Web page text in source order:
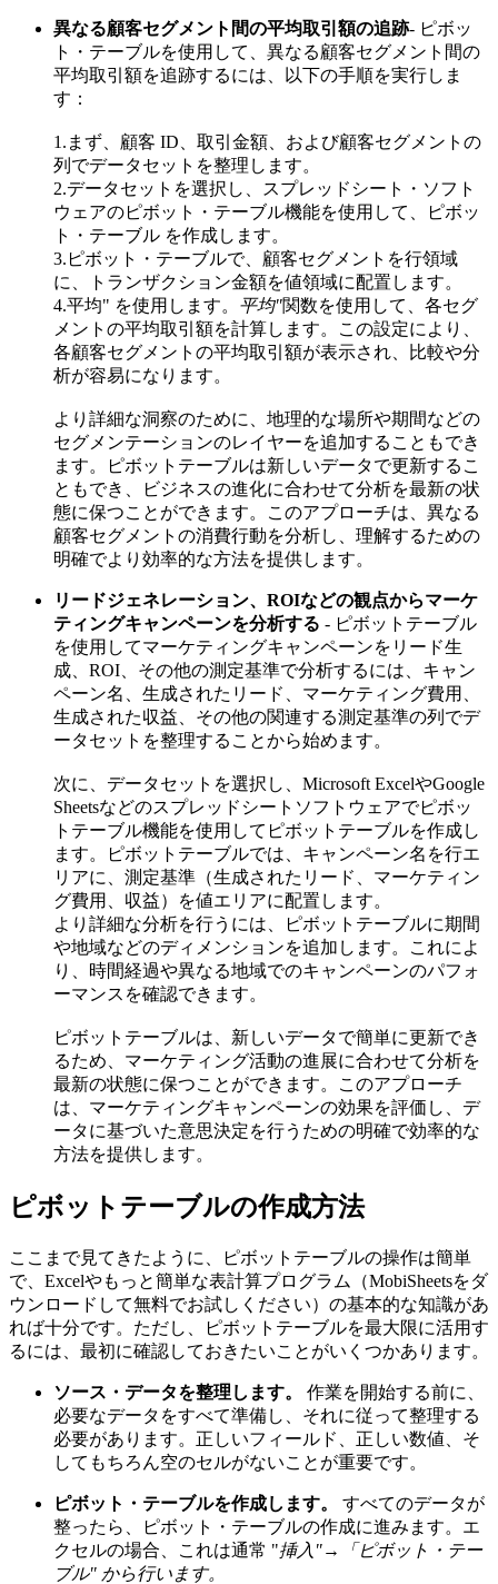
異なる顧客セグメント間の平均取引額の追跡- ピボッ
ト・テーブルを使用して、異なる顧客セグメント間の
平均取引額を追跡するには、以下の手順を実行しま
す：
1.まず、顧客 ID、取引金額、および顧客セグメントの
列でデータセットを整理します。
2.データセットを選択し、スプレッドシート・ソフト
ウェアのピボット・テーブル機能を使用して、ピボッ
ト・テーブル を作成します。
3.ピボット・テーブルで、顧客セグメントを行領域
に、トランザクション金額を値領域に配置します。
4.平均" を使用します。 平均"関数を使用して、各セグ
メントの平均取引額を計算します。この設定により、
各顧客セグメントの平均取引額が表示され、比較や分
析が容易になります。
より詳細な洞察のために、地理的な場所や期間などの
セグメンテーションのレイヤーを追加することもでき
ます。ピボットテーブルは新しいデータで更新するこ
ともでき、ビジネスの進化に合わせて分析を最新の状
態に保つことができます。このアプローチは、異なる
顧客セグメントの消費行動を分析し、理解するための
明確でより効率的な方法を提供します。
リードジェネレーション、ROIなどの観点からマーケ
ティングキャンペーンを分析する - ピボットテーブル
を使用してマーケティングキャンペーンをリード生
成、ROI、その他の測定基準で分析するには、キャン
ペーン名、生成されたリード、マーケティング費用、
生成された収益、その他の関連する測定基準の列でデ
ータセットを整理することから始めます。
次に、データセットを選択し、Microsoft ExcelやGoogle
Sheetsなどのスプレッドシートソフトウェアでピボッ
トテーブル機能を使用してピボットテーブルを作成し
ます。ピボットテーブルでは、キャンペーン名を行エ
リアに、測定基準（生成されたリード、マーケティン
グ費用、収益）を値エリアに配置します。
より詳細な分析を行うには、ピボットテーブルに期間
や地域などのディメンションを追加します。これによ
り、時間経過や異なる地域でのキャンペーンのパフォ
ーマンスを確認できます。
ピボットテーブルは、新しいデータで簡単に更新でき
るため、マーケティング活動の進展に合わせて分析を
最新の状態に保つことができます。このアプローチ
は、マーケティングキャンペーンの効果を評価し、デ
ータに基づいた意思決定を行うための明確で効率的な
方法を提供します。
ピボットテーブルの作成方法
ここまで見てきたように、ピボットテーブルの操作は簡単
で、Excelやもっと簡単な表計算プログラム（MobiSheetsをダ
ウンロードして無料でお試しください）の基本的な知識があ
れば十分です。ただし、ピボットテーブルを最大限に活用す
るには、最初に確認しておきたいことがいくつかあります。
ソース・データを整理します。 作業を開始する前に、
必要なデータをすべて準備し、それに従って整理する
必要があります。正しいフィールド、正しい数値、そ
してもちろん空のセルがないことが重要です。
ピボット・テーブルを作成します。 すべてのデータが
整ったら、ピボット・テーブルの作成に進みます。エ
クセルの場合、これは通常 "挿入"→
「ピボット・テー
ブル" から行います。